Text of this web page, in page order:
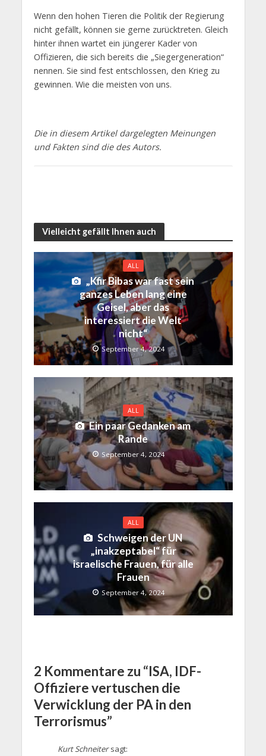
Wenn den hohen Tieren die Politik der Regierung
nicht gefällt, können sie gerne zurücktreten. Gleich
hinter ihnen wartet ein jüngerer Kader von
Offizieren, die sich bereits die „Siegergeneration“
nennen. Sie sind fest entschlossen, den Krieg zu
gewinnen. Wie die meisten von uns.
Die in diesem Artikel dargelegten Meinungen
und Fakten sind die des Autors.
Vielleicht gefällt Ihnen auch
ALL
„Kfir Bibas war fast sein
ganzes Leben lang eine
Geisel, aber das
interessiert die Welt
nicht“
September 4, 2024
ALL
Ein paar Gedanken am
Rande
September 4, 2024
ALL
Schweigen der UN
„inakzeptabel“ für
israelische Frauen, für alle
Frauen
September 4, 2024
2 Kommentare zu “ISA, IDF-
Offiziere vertuschen die
Verwicklung der PA in den
Terrorismus”
Kurt Schneiter sagt: